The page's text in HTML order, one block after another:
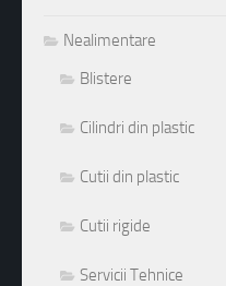
Nealimentare
Blistere
Cilindri din plastic
Cutii din plastic
Cutii rigide
Servicii Tehnice